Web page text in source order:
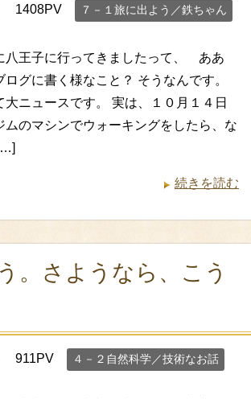
1408PV ７－１旅に出よう／鉄ちゃん
王子に行ってきましたって、 ああ
グに書く様なこと？ そうなんです。
大ニュースです。 実は、１０月１４日
ムのマシンでウォーキングをしたら、な
続きを読む
。さようなら、こう
911PV ４－２自然科学／技術なお話